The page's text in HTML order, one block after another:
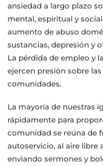
ansiedad a largo plazo
mental, espiritual y
aumento de abuso
sustancias, depresión y
La pérdida de empleo y
ejercen presión sobre
comunidades.
La mayoría de nuestras
rápidamente para
comunidad se reúna de
autoservicio, al aire libre
enviando sermones y